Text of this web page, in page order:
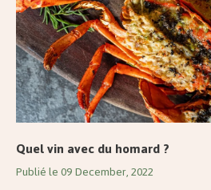
Quel vin avec du homard ?
Publié le 09 December, 2022